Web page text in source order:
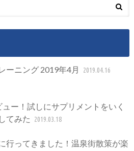
ーニング 2019年4月 2019.04.16
ー！試しにサプリメントをいく
てみた
2019.03.18
行ってきました！温泉街散策が楽